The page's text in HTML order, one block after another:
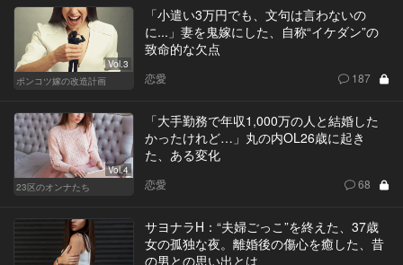
Vol.3
ポンコツ嫁の改造計画
「小遣い3万円でも、文句は言わないの
に...」妻を鬼嫁にした、自称“イケダン”の
致命的な欠点
恋愛 187
Vol.4
23区のオンナたち
「大手勤務で年収1,000万の人と結婚した
かったけれど…」丸の内OL26歳に起き
た、ある変化
恋愛 68
サヨナラH：“夫婦ごっこ”を終えた、37歳
女の孤独な夜。離婚後の傷心を癒した、昔
の男との思い出とは